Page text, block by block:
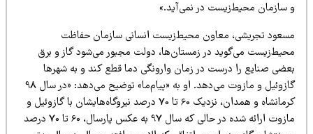
سازمان محیط‌زیست در نمی‌آید.»
تجریشی، معاون محیط‌زیست انسانی سازمان حفاظت
می‌گوید در زمستان‌ها، دولت مجبور می‌شود گاز و برق
صنایع را درست در زمان وارونگی دما قطع کند و به شهرها
گازوئیل و مازوت می‌دهد. او به «پیام‌ما» توضیح می‌دهد: «در سال 98
کرمانشاه و همدان، نزدیک 60 تا 70 درصد نیروگاه‌هایشان با گازوئیل و
مازوت ارائه شده در حالی که سال 97 به عکس پارسال، 60 تا 70 درصد